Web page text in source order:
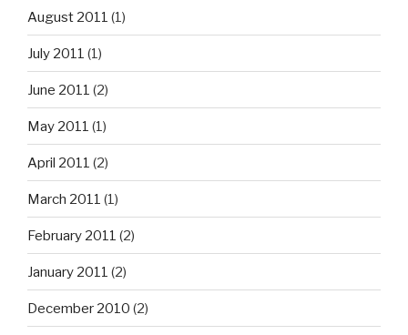
August 2011 (1)
July 2011 (1)
June 2011 (2)
May 2011 (1)
April 2011 (2)
March 2011 (1)
February 2011 (2)
January 2011 (2)
December 2010 (2)